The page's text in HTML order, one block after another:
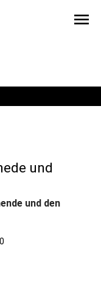
menu
und
und den